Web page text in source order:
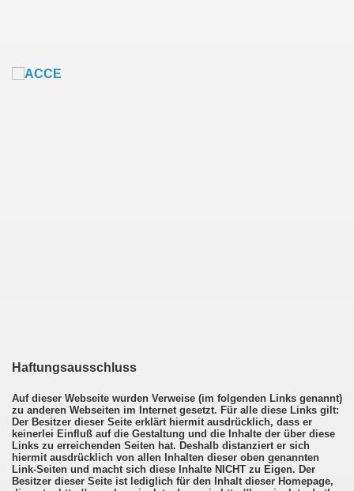
Haftungsausschluss
Auf dieser Webseite wurden Verweise (im folgenden Links genannt)
zu anderen Webseiten im Internet gesetzt. Für alle diese Links gilt:
Der Besitzer dieser Seite erklärt hiermit ausdrücklich, dass er
keinerlei Einfluß auf die Gestaltung und die Inhalte der über diese
Links zu erreichenden Seiten hat. Deshalb distanziert er sich
hiermit ausdrücklich von allen Inhalten dieser oben genannten
Link-Seiten und macht sich diese Inhalte NICHT zu Eigen. Der
Besitzer dieser Seite ist lediglich für den Inhalt dieser Homepage,